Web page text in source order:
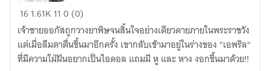
เห
มี
ยว
ไอ
ดอล
161.61K 110 (0)
เจ้าชายออกัสถูกวางยาพิษจนสิ้นใจอย่างเดียวดายภายในพระราชวัง
แต่เมื่อลืมตาตื่นขึ้นมาอีกครั้ง เขากลับเข้ามาอยู่ในร่างของ "เอพริล"
ที่มีความใฝ่ฝันอยากเป็นไอดอล แถมมี หู และ หาง งอกขึ้นมาด้วย!!